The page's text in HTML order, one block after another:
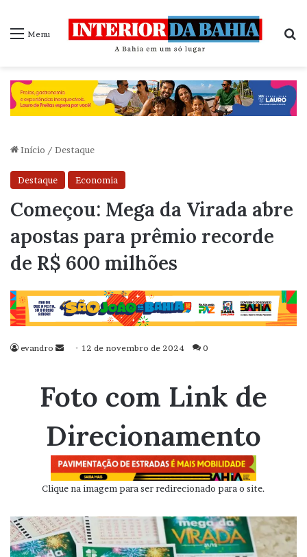
Menu
Início / Destaque
Destaque Economia
Começou: Mega da Virada abre
apostas para prêmio recorde
de R$ 600 milhões
evandro
Mande
mail
12 de novembro de 2024 0
Foto com Link de
Direcionamento
Clique na imagem para ser redirecionado para o site.